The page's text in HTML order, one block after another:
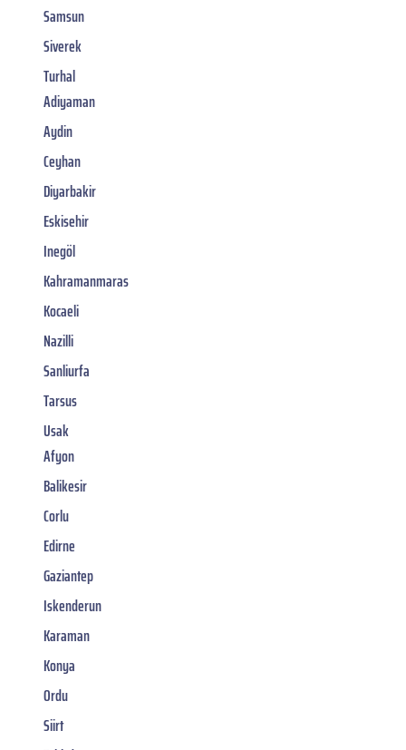
Samsun
Siverek
Turhal
Adiyaman
Aydin
Ceyhan
Diyarbakir
Eskisehir
Inegöl
Kahramanmaras
Kocaeli
Nazilli
Sanliurfa
Tarsus
Usak
Afyon
Balikesir
Corlu
Edirne
Gaziantep
Iskenderun
Karaman
Konya
Ordu
Siirt